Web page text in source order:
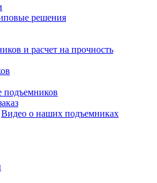
решения
и расчет на прочность
подъемников
Видео о наших подъемниках